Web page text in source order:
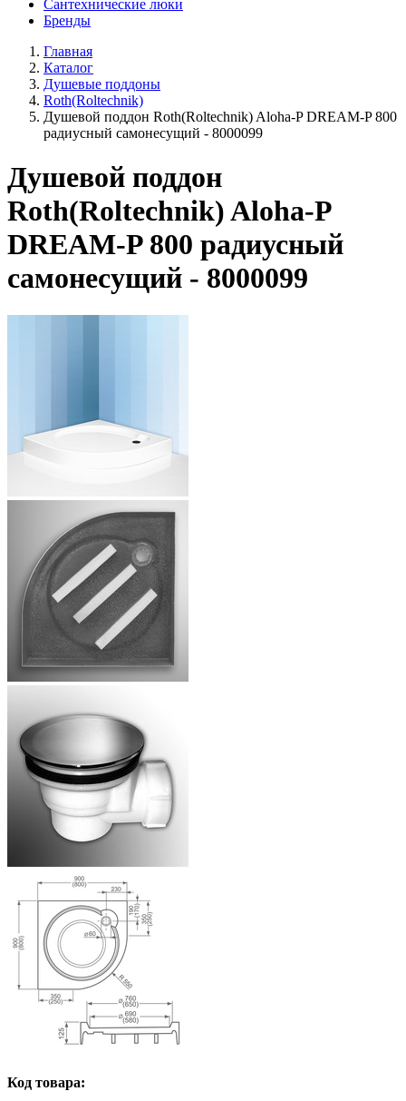
Сантехнические люки
Бренды
Главная
Каталог
Душевые поддоны
Roth(Roltechnik)
Душевой поддон Roth(Roltechnik) Aloha-P DREAM-P 800
радиусный самонесущий - 8000099
Душевой поддон
Roth(Roltechnik) Aloha-P
DREAM-P 800 радиусный
самонесущий - 8000099
Код товара: